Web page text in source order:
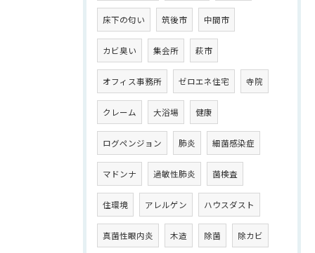
床下の匂い 筑後市 中間市
カビ臭い 集会所 萩市
オフィス事務所 ゼロエネ住宅 寺院
クレーム 大浴場 健康
ログペンジョン 肺炎 細菌感染症
マドンナ 過敏性肺炎 菌検査
住環境 アレルゲン ハウスダスト
真菌性眼内炎 木造 除菌 除カビ